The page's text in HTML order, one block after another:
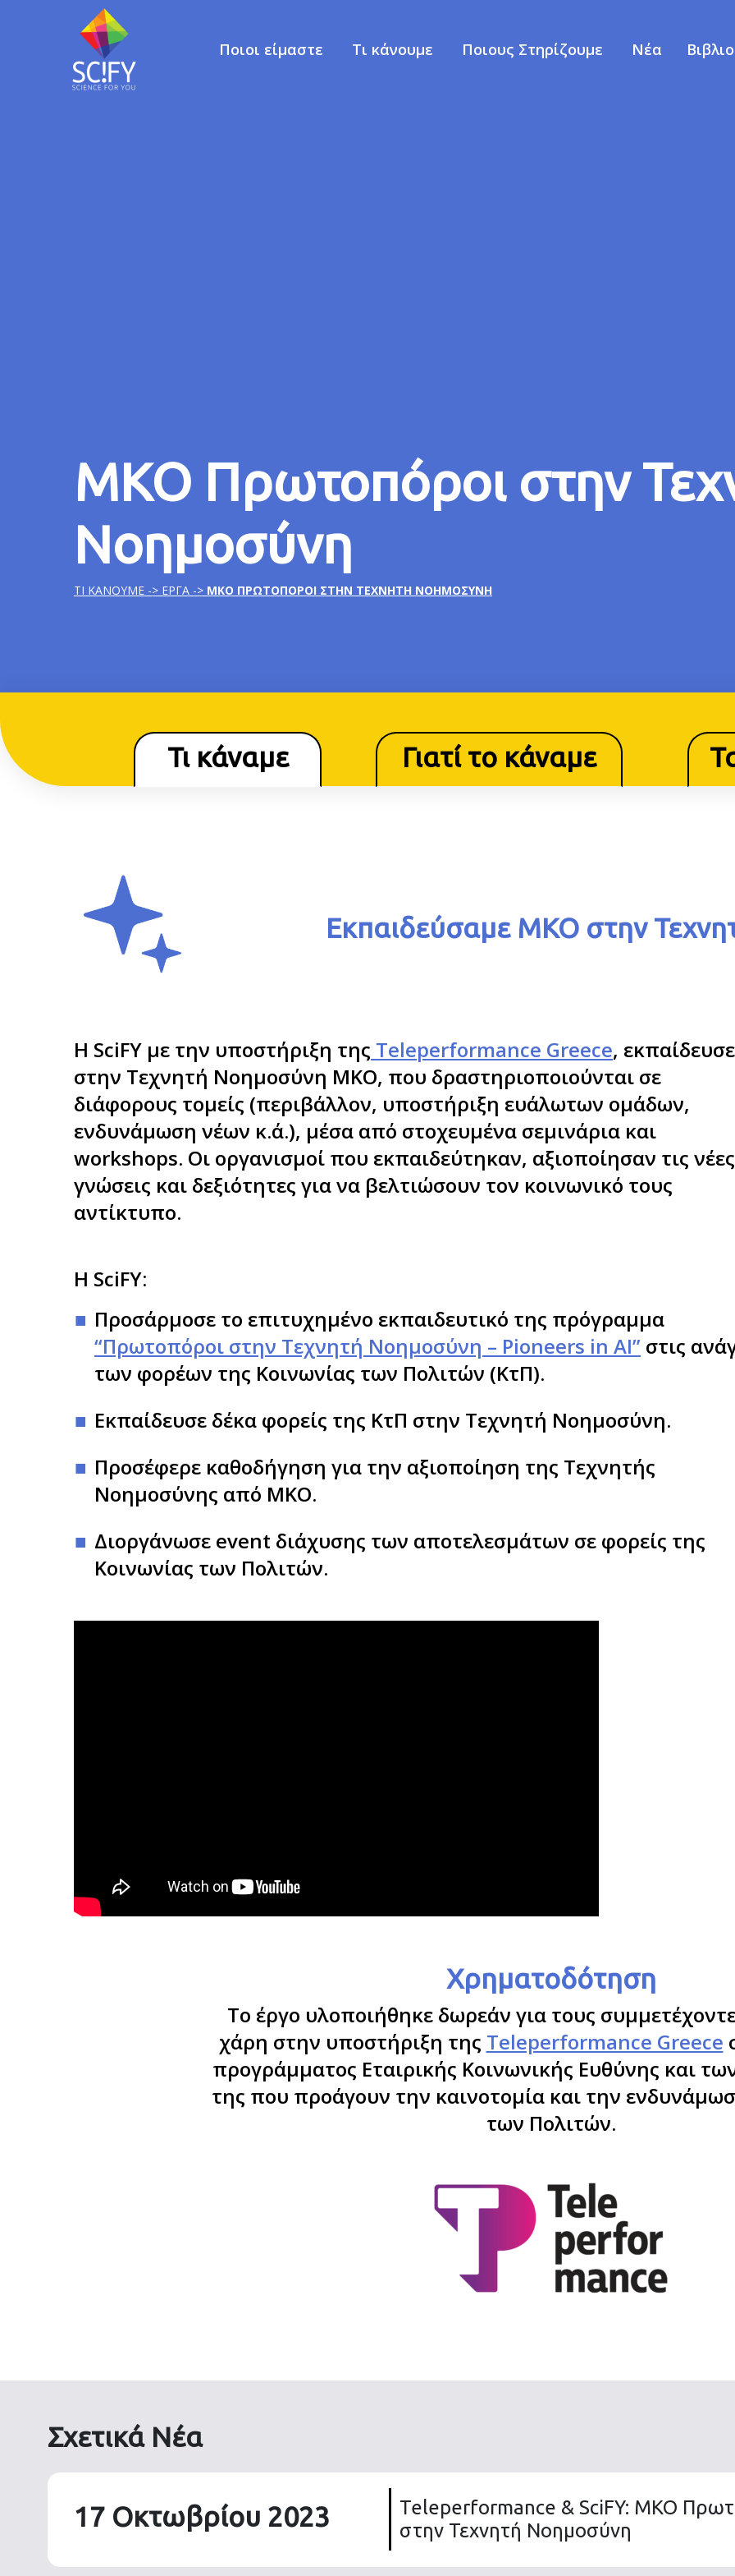
Ποιοι είμαστε Τι κάνουμε Ποιους Στηρίζουμε Νέα
ΜΚΟ Πρωτοπόροι στην
Νοημοσύνη
ΤΙ ΚΑΝΟΥΜΕ -> ΕΡΓΑ -> ΜΚΟ ΠΡΩΤΟΠΌΡΟΙ ΣΤΗΝ ΤΕΧΝΗΤΉ ΝΟΗΜΟΣΎΝΗ
Τι κάναμε Γιατί το κάναμε
Εκπαιδεύσαμε ΜΚΟ στην
Η SciFΥ με την υποστήριξη της Teleperformance Greece, εκπαίδευσε
στην Τεχνητή Νοημοσύνη ΜΚΟ, που δραστηριοποιούνται σε
διάφορους τομείς (περιβάλλον, υποστήριξη ευάλωτων ομάδων,
ενδυνάμωση νέων κ.ά.), μέσα από στοχευμένα σεμινάρια και
workshops. Οι οργανισμοί που εκπαιδεύτηκαν, αξιοποίησαν τις νέες
γνώσεις και δεξιότητες για να βελτιώσουν τον κοινωνικό τους
αντίκτυπο.
Η SciFY:
Προσάρμοσε το επιτυχημένο εκπαιδευτικό της πρόγραμμα
“Πρωτοπόροι στην Τεχνητή Νοημοσύνη – Pioneers in AI” στις
των φορέων της Κοινωνίας των Πολιτών (ΚτΠ).
Εκπαίδευσε δέκα φορείς της ΚτΠ στην Τεχνητή Νοημοσύνη.
Προσέφερε καθοδήγηση για την αξιοποίηση της Τεχνητής
Νοημοσύνης από ΜΚΟ.
Διοργάνωσε event διάχυσης των αποτελεσμάτων σε φορείς της
Κοινωνίας των Πολιτών.
Χρηματοδότηση
Το έργο υλοποιήθηκε δωρεάν για τους
χάρη στην υποστήριξη της Teleperformance Greece
προγράμματος Εταιρικής Κοινωνικής Ευθύνης και
της που προάγουν την καινοτομία και την
των Πολιτών.
Σχετικά Νέα
17 Οκτωβρίου 2023
Teleperformance & SciFY: ΜΚΟ
στην Τεχνητή Νοημοσύνη